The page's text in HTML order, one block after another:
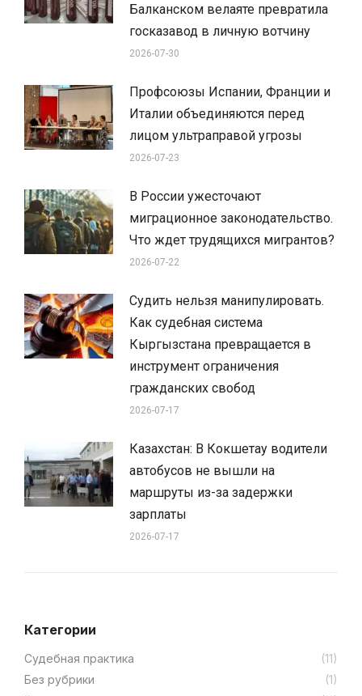
Балканском велаяте превратила
госказавод в личную вотчину
2026-07-30
Профсоюзы Испании, Франции и
Италии объединяются перед
лицом ультраправой угрозы
2026-07-23
В России ужесточают
миграционное законодательство.
Что ждет трудящихся мигрантов?
2026-07-22
Судить нельзя манипулировать.
Как судебная система
Кыргызстана превращается в
инструмент ограничения
гражданских свобод
2026-07-17
Казахстан: В Кокшетау водители
автобусов не вышли на
маршруты из-за задержки
зарплаты
2026-07-17
Категории
Cудебная практика
(11)
Без рубрики
(1)